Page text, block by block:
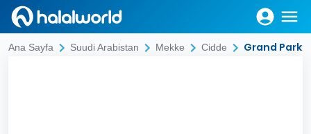
Ana Sayfa Suudi Arabistan Mekke Cidde Grand Park